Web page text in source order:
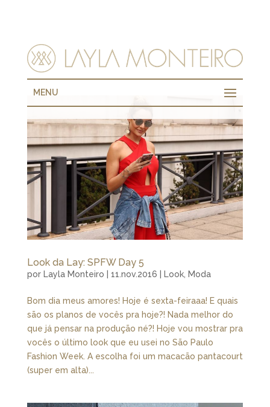
MENU
Look da Lay: SPFW Day 5
por Layla Monteiro | 11.nov.2016 | Look, Moda
Bom dia meus amores! Hoje é sexta-feiraaa! E quais
são os planos de vocês pra hoje?! Nada melhor do
que já pensar na produção né?! Hoje vou mostrar pra
vocês o último look que eu usei no São Paulo
Fashion Week. A escolha foi um macacão pantacourt
(super em alta)...